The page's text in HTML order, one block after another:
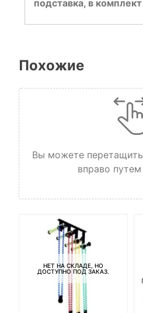
подставка, в
Похожие
Вы можете
вправо путем
НЕТ НА СКЛАДЕ, НО
ДОСТУПНО ПОД ЗАКАЗ.